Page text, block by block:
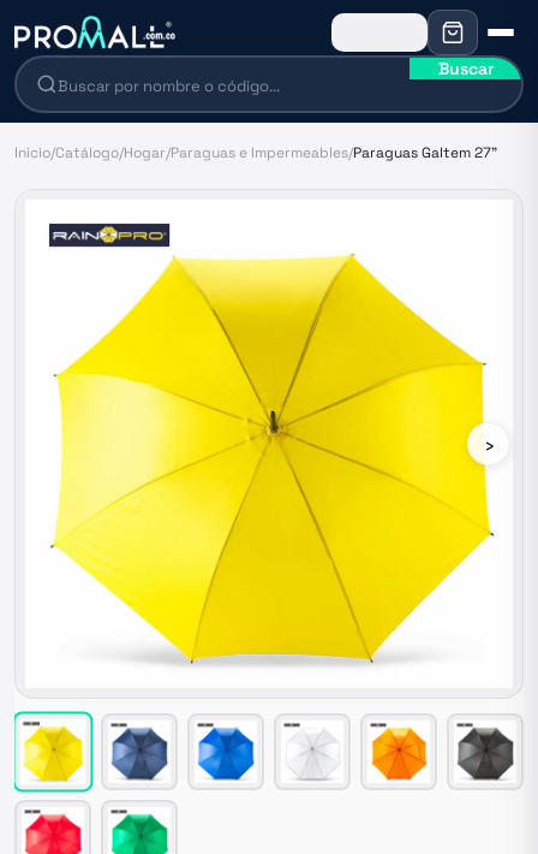
Buscar
Inicio/Catálogo/Hogar/Paraguas e Impermeables/Paraguas Galtem 27"
›